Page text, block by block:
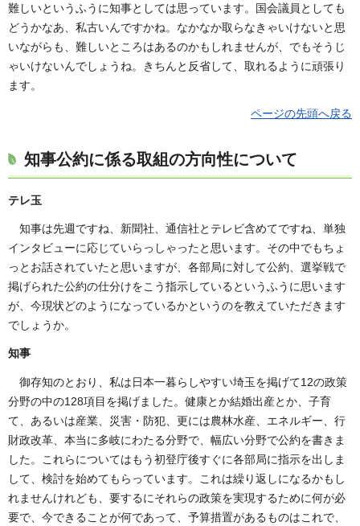
難しいというふうに知事としては思っています。国会議員としても
どうかなあ、私古いんですかね。なかなか取らなきゃいけないと思
いながらも、難しいところはあるのかもしれませんが、でもそうじ
ゃいけないんでしょうね。きちんと反省して、取れるように頑張り
ます。
ページの先頭へ戻る
知事公約に係る取組の方向性について
テレ玉
知事は先週ですね、新聞社、通信社とテレビ含めてですね、単独
インタビューに応じていらっしゃったと思います。その中でもちょ
っとお話されていたと思いますが、各部局に対して公約、選挙戦で
掲げられた公約の仕分けをこう指示しているというふうに思います
が、今現状どのようになっているかというのを教えていただきます
でしょうか。
知事
御存知のとおり、私は日本一暮らしやすい埼玉を掲げて12の政策
分野の中の128項目を掲げました。健康とか結婚出産とか、子育
て、あるいは産業、災害・防犯、更には農林水産、エネルギー、行
財政改革、本当に多岐にわたる分野で、幅広い分野で公約を書きま
した。これらについてはもう初登庁後すぐに各部局に指示を出しま
して、検討を始めてもらっています。これは繰り返しになるかもし
れませんけれども、要するにそれらの政策を実現するために何が必
要で、今できることが何であって、予算措置があるものはこれで、